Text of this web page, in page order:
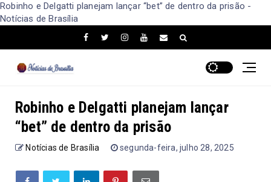
Robinho e Delgatti planejam lançar “bet” de dentro da prisão -
Notícias de Brasília
Robinho e Delgatti planejam lançar
“bet” de dentro da prisão
Notícias de Brasília segunda-feira, julho 28, 2025